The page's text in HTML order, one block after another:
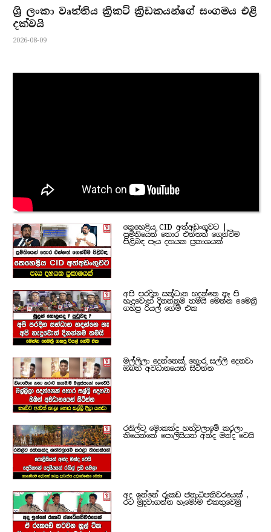
ශ්‍රි ලංකා වෘත්තිය ක්‍රිකට් ක්‍රිඩකයන්ගේ සංගමය එළි
දක්වයි
2026-08-09
කෙහෙළිය CID අත්අඩංගුවට |
ප්‍රමිතියෙන් තොර එන්නත් ගෙන්වීම
පිළිබඳ පැය දහයක ප්‍රකාශයක්
අපි පරදින සන්ධාන හදන්නෙ නෑ පි
හැදුවොත් දිනන්නම තමයි මෙන්න මෛත්‍රී
ගහපු රියල් ගේම් එක
මල්ලිලා දෙන්නෙක් හොර සල්ලි දෙනවා
ඔබත් අවධානයෙන් සිටින්න
රනිල්ට මොකක්ද හත්වලාමේ කරලා
තියෙන්නේ පොලිසියත් අන්ද මන්ද වෙයි
අද ඉන්නේ රූකඩ ජනාධිපතිවරයෙක් ,
රට මුදවාගන්න හැමෝම එකතුවෙමු